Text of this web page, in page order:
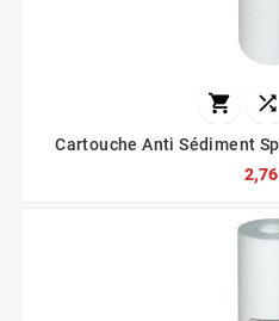
 
Cartouche Anti Sédiment